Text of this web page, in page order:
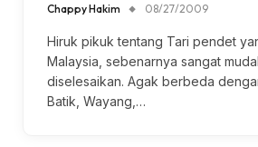
Chappy Hakim 08/27/2009
Hiruk pikuk tentang Tari pendet
Malaysia, sebenarnya sangat
diselesaikan. Agak berbeda
Batik, Wayang,…